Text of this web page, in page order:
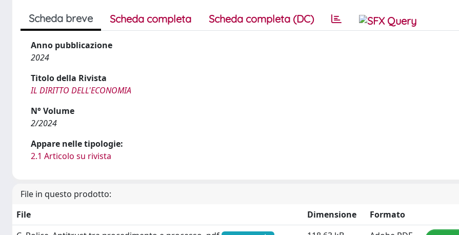
Scheda breve Scheda completa Scheda completa (DC)
Anno pubblicazione
2024
Titolo della Rivista
IL DIRITTO DELL'ECONOMIA
N° Volume
2/2024
Appare nelle tipologie:
2.1 Articolo su rivista
File in questo prodotto:
File
Dimensione
Formato